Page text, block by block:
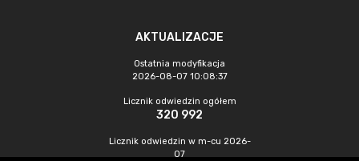
AKTUALIZACJE
Ostatnia modyfikacja
2026-08-07 10:08:37
Licznik odwiedzin ogółem
320 992
Licznik odwiedzin w m-cu 2026-
07